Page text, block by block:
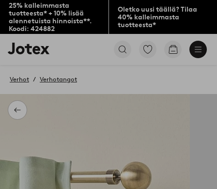
25% kalleimmasta
tuotteesta* + 10% lisää
alennetuista hinnoista**.
Koodi: 424882
Oletko uusi täällä? Tilaa
40% kalleimmasta
tuotteesta*
Jotex-
logo
aloitussivulle
Siirry
Siirry
Takaisin
Verhot Verhotangot